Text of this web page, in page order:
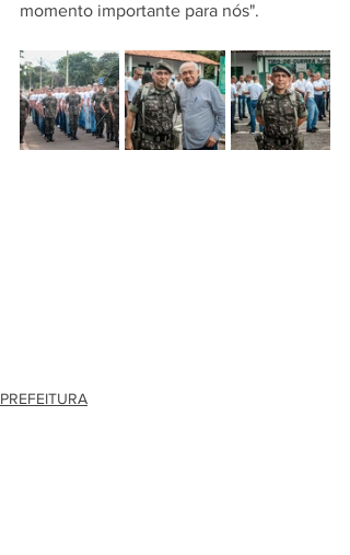
momento importante para nós".
PREFEITURA